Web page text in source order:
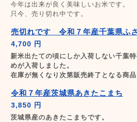
今年は出来が良く美味しいお米です。
只今、売り切れ中です。
売切れです 令和７年産千葉県ふ
4,700 円
新米出たての頃にしか入荷しない千葉
めが入荷しました。
在庫が無くなり次第販売終了となる商品
令和７年産茨城県あきたこまち
3,850 円
茨城県産のあきたこまちです。